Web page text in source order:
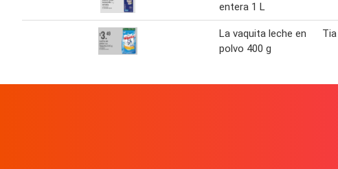
entera 1 L
La vaquita leche en
polvo 400 g
Tia